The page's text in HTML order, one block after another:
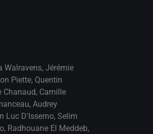
Walravens, Jérémie
Piette, Quentin
Chanaud, Camille
, Audrey
Luc D'Isserno, Selim
, Radhouane El Meddeb,